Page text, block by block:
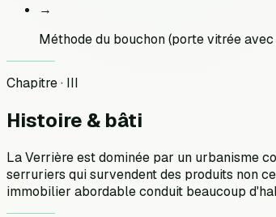
→
Méthode du bouchon (porte vitrée
Chapitre · III
Histoire & bâti
La Verrière est dominée par un urbanisme
serruriers qui survendent des produits non
immobilier abordable conduit beaucoup